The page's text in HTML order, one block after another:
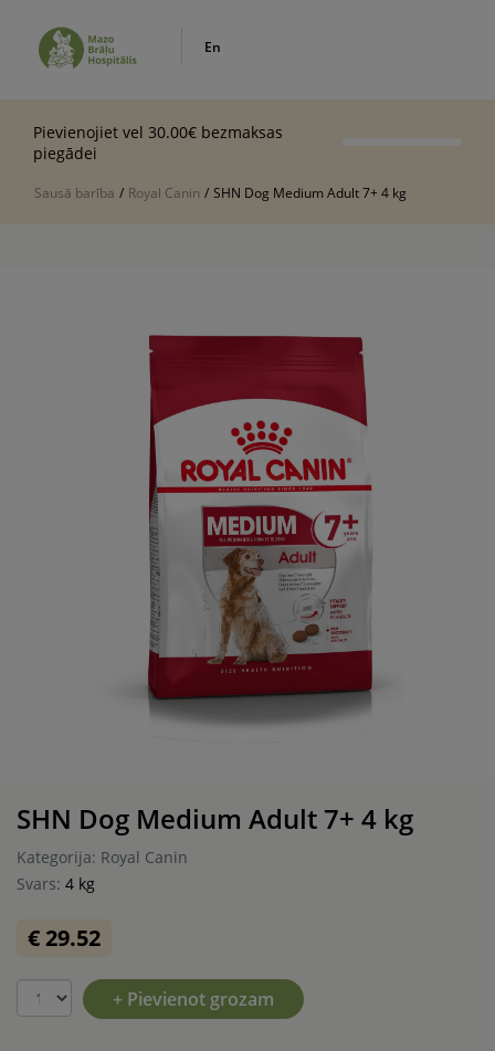
En
Pievienojiet vel 30.00€ bezmaksas
piegādei
Sausā barība / Royal Canin / SHN Dog Medium Adult 7+ 4 kg
SHN Dog Medium Adult 7+ 4 kg
Kategorija: Royal Canin
Svars: 4 kg
€ 29.52
+ Pievienot grozam